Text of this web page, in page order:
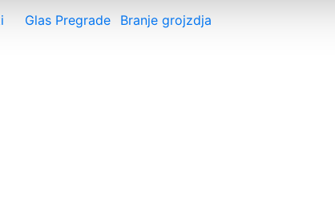
Glas Pregrade Branje grojzdja